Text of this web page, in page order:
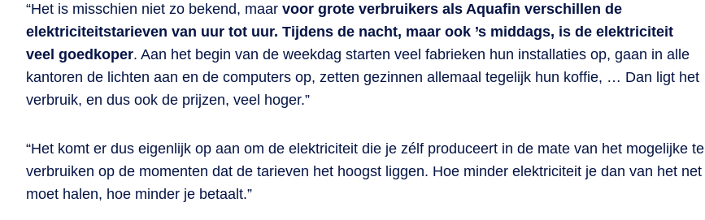
“Het is misschien niet zo bekend, maar voor grote verbruikers als Aquafin verschillen de
elektriciteitstarieven van uur tot uur. Tijdens de nacht, maar ook ’s middags, is de elektriciteit
veel goedkoper. Aan het begin van de weekdag starten veel fabrieken hun installaties op, gaan in alle
kantoren de lichten aan en de computers op, zetten gezinnen allemaal tegelijk hun koffie, … Dan ligt het
verbruik, en dus ook de prijzen, veel hoger.”
“Het komt er dus eigenlijk op aan om de elektriciteit die je zélf produceert in de mate van het mogelijke te
verbruiken op de momenten dat de tarieven het hoogst liggen. Hoe minder elektriciteit je dan van het net
moet halen, hoe minder je betaalt.”